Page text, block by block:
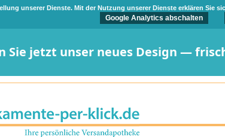
unserer Dienste. Mit der Nutzung unserer Dienste erklären Sie
Google Analytics abschalten
Sie jetzt unser neues Design —